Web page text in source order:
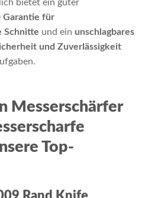
bietet ein guter
Garantie für
Schnitte und ein unschlagbares
und Zuverlässigkeit
Messerschärfer
Top-